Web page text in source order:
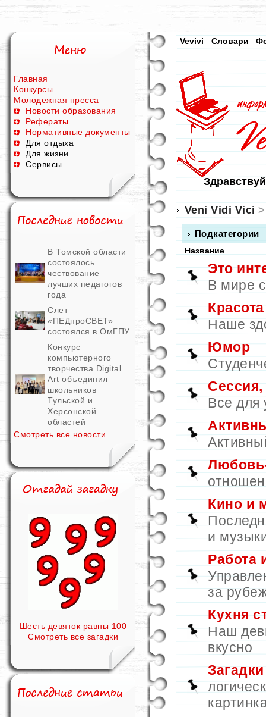
Главная
Конкурсы
Молодежная пресса
Новости образования
Рефераты
Нормативные документы
Для отдыха
Для жизни
Сервисы
В Томской области
состоялось
чествование
лучших педагогов
года
Слет
«ПЕДпроСВЕТ»
состоялся в ОмГПУ
Конкурс
компьютерного
творчества Digital
Art объединил
школьников
Тульской и
Херсонской
областей
Смотреть все новости
Шесть девяток равны 100
Смотреть все загадки
Vevivi Словари
Veni Vidi Vici
Подкатегории
Название
Это
В мире
Наше
Юмор
Все для
Кино и
и
Работа
за
Кухня
Наш
вкусно